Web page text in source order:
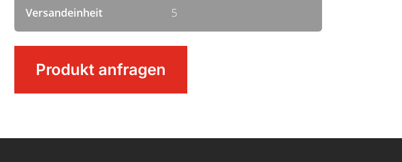
MengeProdukt anfragen
Versandeinheit
5